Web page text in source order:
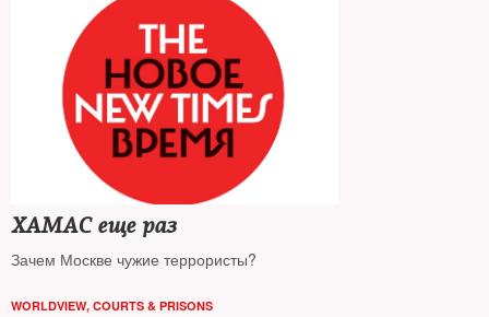
ХАМАС еще раз
Зачем Москве чужие террористы?
WORLDVIEW, COURTS & PRISONS